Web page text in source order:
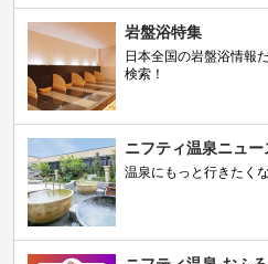
岩盤浴特集
日本全国の岩盤浴情報
検索！
ニフティ温泉ニュー
温泉にもっと行きたく